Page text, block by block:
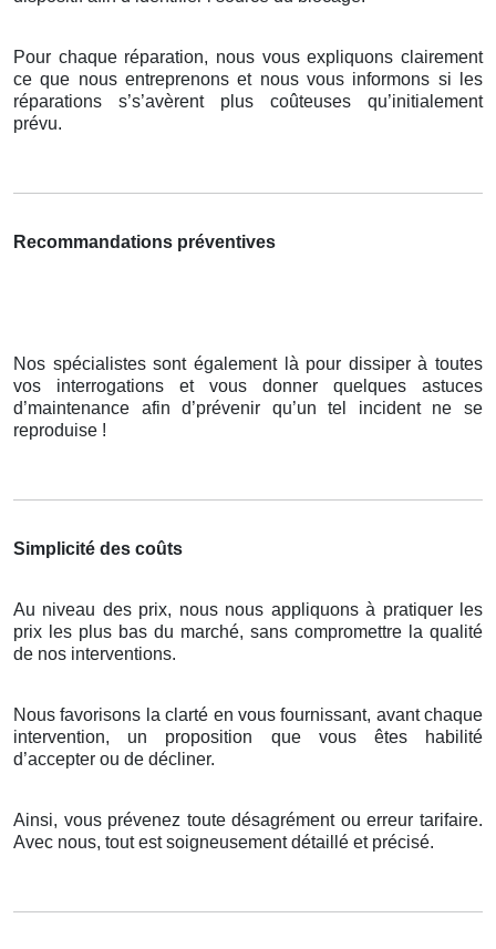
Pour chaque réparation, nous vous expliquons clairement
ce que nous entreprenons et nous vous informons si les
réparations s’s’avèrent plus coûteuses qu’initialement
prévu.
Recommandations préventives
Nos spécialistes sont également là pour dissiper à toutes
vos interrogations et vous donner quelques astuces
d’maintenance afin d’prévenir qu’un tel incident ne se
reproduise !
Simplicité des coûts
Au niveau des prix, nous nous appliquons à pratiquer les
prix les plus bas du marché, sans compromettre la qualité
de nos interventions.
Nous favorisons la clarté en vous fournissant, avant chaque
intervention, un proposition que vous êtes habilité
d’accepter ou de décliner.
Ainsi, vous prévenez toute désagrément ou erreur tarifaire.
Avec nous, tout est soigneusement détaillé et précisé.